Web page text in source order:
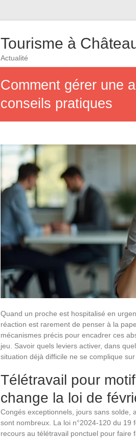
Tourisme à
Actualité
Comment gérer une
conseils pratiques
Quand un proche est hospitalisé en
réaction est rarement de penser à la
mécanismes précis pour encadrer ces
jeu. Savoir quels leviers activer, dans
situation déjà difficile ne se complique
Télétravail pour
change la loi de
Congés exceptionnels, jours sans solde,
sont nombreux. La loi n°2024-120 du
recours au télétravail ponctuel pour faire